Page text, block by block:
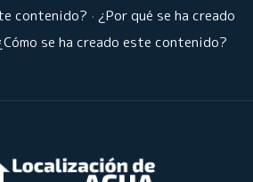
contenido? · ¿Por qué se ha creado
se ha creado este contenido?